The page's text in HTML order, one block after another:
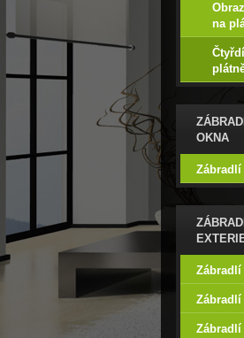
na
OKNA
Zábradlí